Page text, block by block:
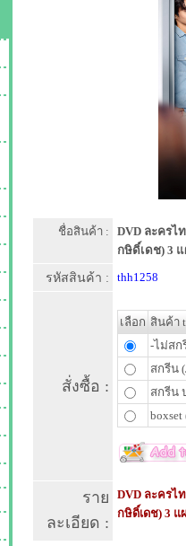
ชื่อสินค้า :
DVD ละครไ
กษิดิ์เดช) 3
รหัสสินค้า : thh1258
สั่งซื้อ :
เลือก สินค้า
-ไม่สก
สกรีน (
สกรีน
boxset
ราย
ละเอียด :
DVD ละครไ
กษิดิ์เดช) 3 แ